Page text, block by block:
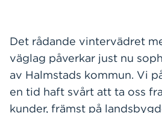
Det rådande vintervädret
väglag påverkar just nu
av Halmstads kommun. Vi
en tid haft svårt att ta oss
kunder, främst på